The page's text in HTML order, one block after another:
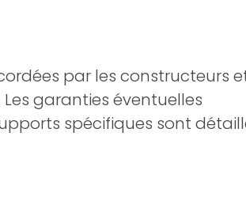
par les constructeurs
garanties éventuelles
spécifiques sont